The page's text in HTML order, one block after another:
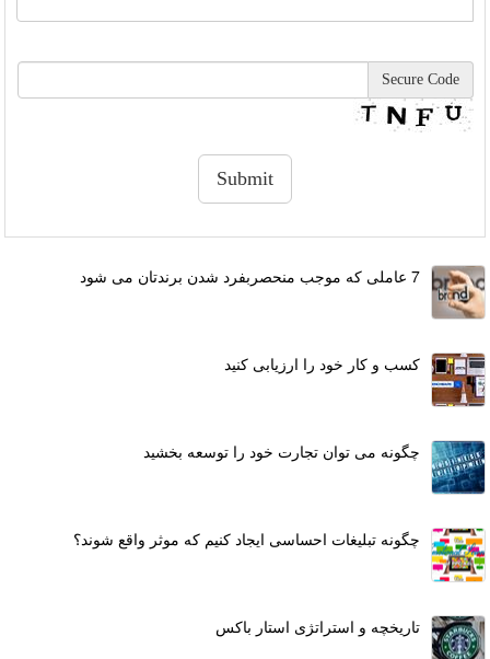
Secure Code
7 عاملی که موجب منحصربفرد شدن برندتان می شود
کسب و کار خود را ارزیابی کنید
چگونه می توان تجارت خود را توسعه بخشید
چگونه تبلیغات احساسی ایجاد کنیم که موثر واقع شوند؟
تاریخچه و استراتژی استار باکس